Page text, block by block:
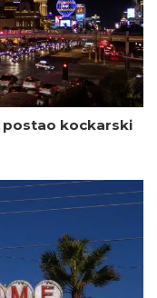
postao kockarski